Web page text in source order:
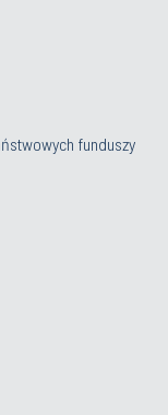
funduszy